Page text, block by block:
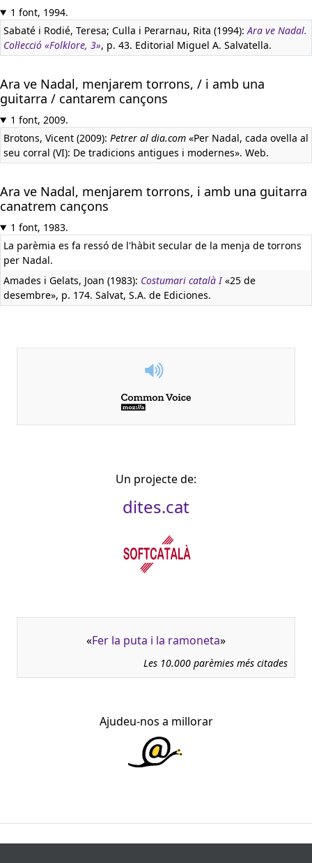
1 font, 1994.
Sabaté i Rodié, Teresa; Culla i Perarnau, Rita (1994):Ara ve Nadal.
Col·lecció «Folklore, 3», p. 43. Editorial Miguel A. Salvatella.
Ara ve Nadal, menjarem torrons, / i amb una
guitarra / cantarem cançons
1 font, 2009.
Brotons, Vicent (2009): Petrer al dia.com «Per Nadal, cada ovella al
seu corral (VI): De tradicions antigues i modernes». Web.
Ara ve Nadal, menjarem torrons, i amb una guitarra
canatrem cançons
1 font, 1983.
La parèmia es fa ressó de l'hàbit secular de la menja de torrons
per Nadal.
Amades i Gelats, Joan (1983): Costumari català I«25 de
desembre», p. 174. Salvat, S.A. de Ediciones.
Un projecte de:
dites.cat
«Fer la puta i la ramoneta»
Les 10.000 parèmies més citades
Ajudeu-nos a millorar